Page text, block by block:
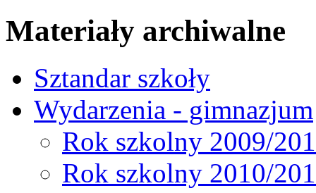
Materiały archiwalne
Sztandar szkoły
Wydarzenia - gimnazjum
Rok szkolny 2009/
Rok szkolny 2010/